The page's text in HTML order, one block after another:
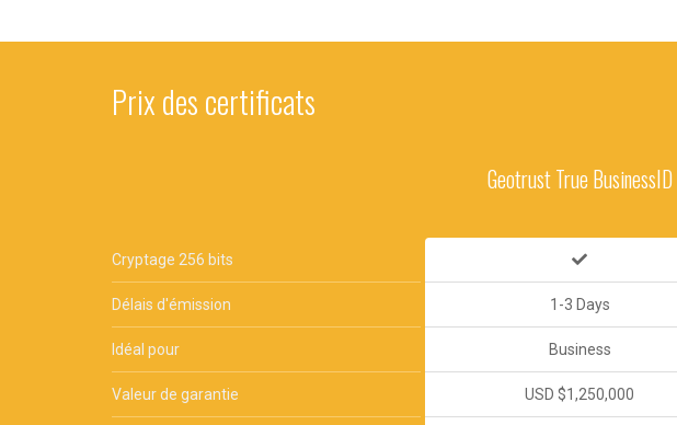
Prix des certificats
Cryptage 256 bits
Délais d'émission
Idéal pour
Valeur de garantie
Geotrust True BusinessID
1-3 Days
Business
USD $1,250,000